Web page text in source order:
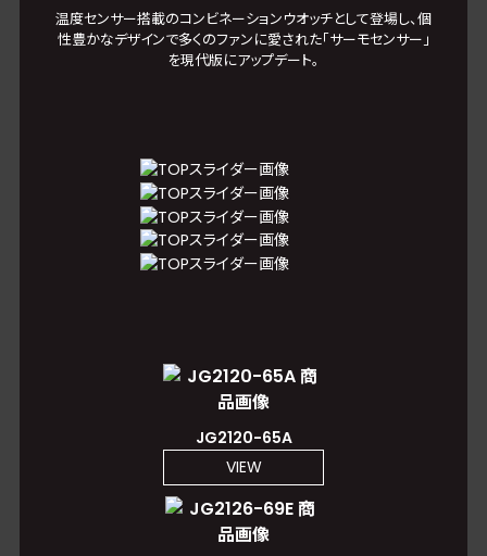
温度センサー搭載のコンビネーションウオッチとして登場し、個
性豊かなデザインで多くのファンに愛された「サーモセンサー」
を現代版にアップデート。
JG2120-65A
VIEW